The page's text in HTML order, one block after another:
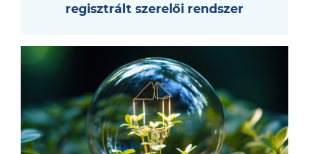
regisztrált szerelői rendszer